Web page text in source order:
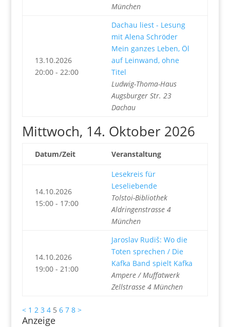
München
13.10.2026
20:00 - 22:00
Dachau liest - Lesung
mit Alena Schröder
Mein ganzes Leben, Öl
auf Leinwand, ohne
Titel
Ludwig-Thoma-Haus
Augsburger Str. 23
Dachau
Mittwoch, 14. Oktober 2026
Datum/Zeit Veranstaltung
14.10.2026
15:00 - 17:00
Lesekreis für
Leseliebende
Tolstoi-Bibliothek
Aldringenstrasse 4
München
14.10.2026
19:00 - 21:00
Jaroslav Rudiš: Wo die
Toten sprechen / Die
Kafka Band spielt Kafka
Ampere / Muffatwerk
Zellstrasse 4 München
< 1 2 3 4 5 6 7 8 >
Anzeige